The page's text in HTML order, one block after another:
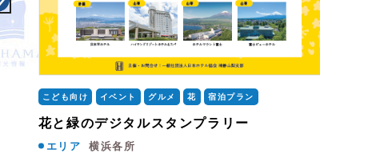
こども向け イベント グルメ 花 宿泊プラン
花と緑のデジタルスタンプラリー
エリア
横浜各所